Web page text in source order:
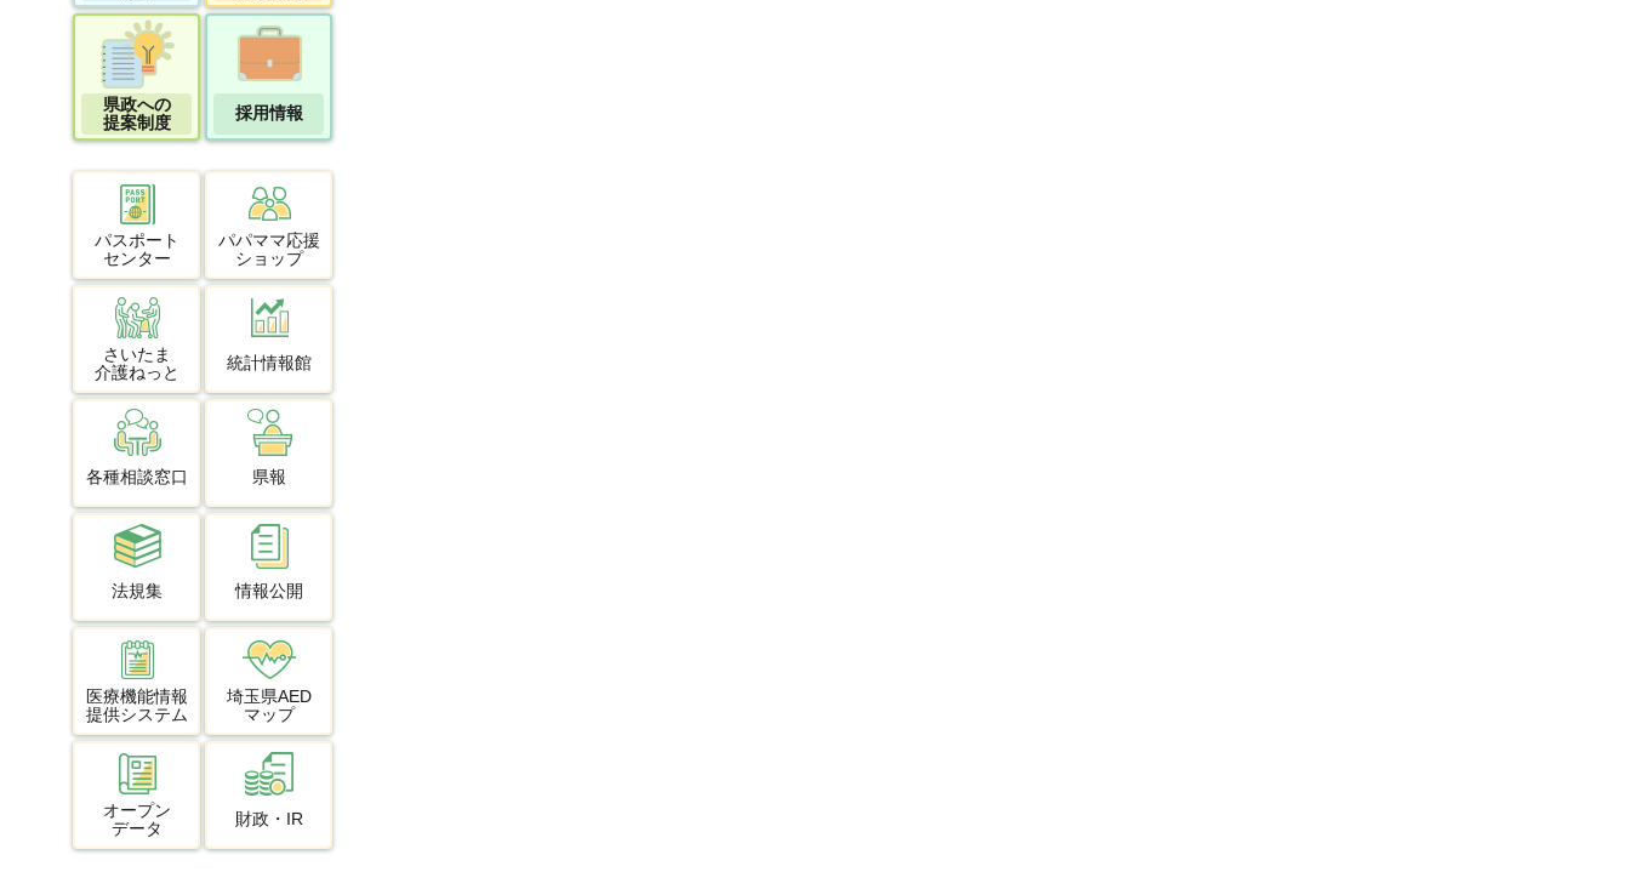
県政への
提案制度
採用情報
パスポート
センター
パパママ応援
ショップ
さいたま
介護ねっと
統計情報館
各種相談窓口 県報
法規集 情報公開
医療機能情報
提供システム
埼玉県AED
マップ
オープン
データ
財政・IR